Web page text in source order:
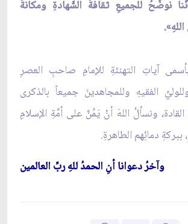
نوضِّحُ للجميعِ ثقافةَ الشّهادةِ ومكانةَ
آياتِ التهنئةِ للإمامِ صاحبِ العصرِ
الفقيهِ وللمجاهدينَ جميعاً بالذكرى
ونسألُ اللهَ أنْ يَمُنَّ على أمَّةِ الإسلامِ
ببركةِ دمائِهم الطاهرةِ.
وآخرُ دعوانا أنِ الحمدُ للهِ ربِّ العالمين